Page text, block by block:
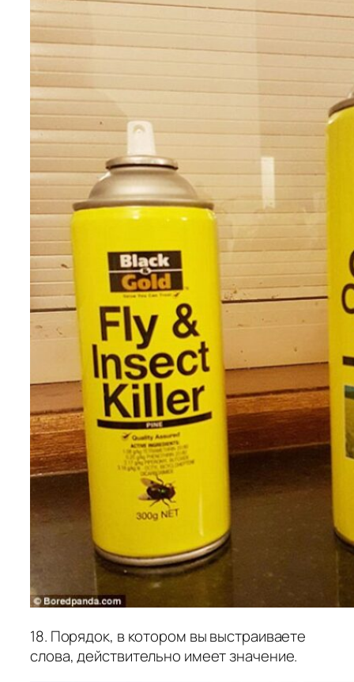
18. Порядок, в котором вы выстраиваете
слова, действительно имеет значение.